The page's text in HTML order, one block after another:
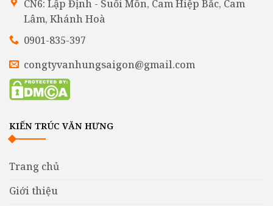
CN6: Lập Định - Suối Môn, Cam Hiệp Bắc, Cam
Lâm, Khánh Hoà
0901-835-397
congtyvanhungsaigon@gmail.com
KIẾN TRÚC VĂN HƯNG
Trang chủ
Giới thiệu